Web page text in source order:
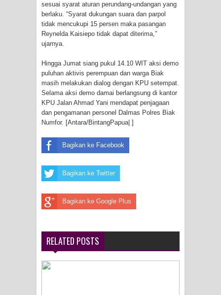
Menghambur ke Tengah Jalan
Polres Jayapura Terima Laporan
Marthen Medlama Sebut Pemprov
Papua Siapkan 1000 Kuota Beasiswa
Mace
BRI Region 18 Jayapura Salurkan
Bhayangkara ke-80
Frontier into National Food Belt with
Mechanized Rice Expansion
sesuai syarat aturan perundang-undangan yang
berlaku. “Syarat dukungan suara dan parpol
tidak mencukupi 15 persen maka pasangan
Reynelda Kaisiepo tidak dapat diterima,”
ujarnya.
Hingga Jumat siang pukul 14.10 WIT aksi demo
puluhan aktivis perempuan dan warga Biak
masih melakukan dialog dengan KPU setempat.
Selama aksi demo damai berlangsung di kantor
KPU Jalan Ahmad Yani mendapat penjagaan
dan pengamanan personel Dalmas Polres Biak
Numfor. [Antara/BintangPapua| ]
Bagikan ke Facebook
Bagikan ke Twitter
Bagikan ke Google Plus
RELATED POSTS